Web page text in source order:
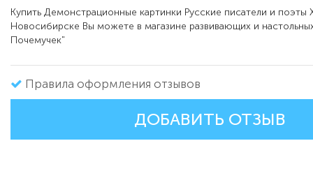
Купить Демонстрационные картинки Русские писатели и поэты
Новосибирске Вы можете в магазине развивающих и
Почемучек"
Правила оформления отзывов
ДОБАВИТЬ ОТЗЫВ